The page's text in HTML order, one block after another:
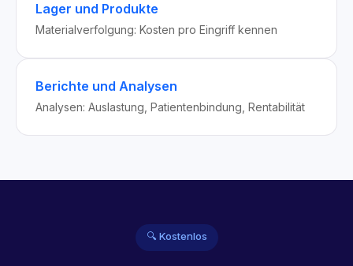
Lager und Produkte
Materialverfolgung: Kosten pro Eingriff kennen
Berichte und Analysen
Analysen: Auslastung, Patientenbindung, Rentabilität
🔍 Kostenlos